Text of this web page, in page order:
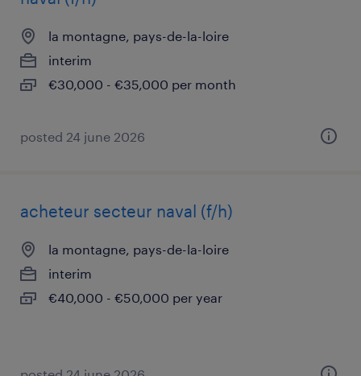
la montagne, pays-de-la-loire
interim
€30,000 - €35,000 per month
posted 24 june 2026
acheteur secteur naval (f/h)
la montagne, pays-de-la-loire
interim
€40,000 - €50,000 per year